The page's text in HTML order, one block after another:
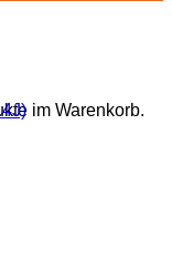
im Warenkorb.